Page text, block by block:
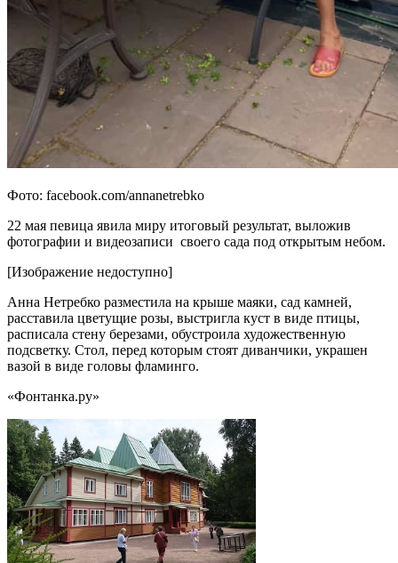
Фото: facebook.com/annanetrebko
22 мая певица явила миру итоговый результат, выложив
фотографии и видеозаписи своего сада под открытым небом.
[Изображение недоступно]
Анна Нетребко разместила на крыше маяки, сад камней,
расставила цветущие розы, выстригла куст в виде птицы,
расписала стену березами, обустроила художественную
подсветку. Стол, перед которым стоят диванчики, украшен
вазой в виде головы фламинго.
«Фонтанка.ру»